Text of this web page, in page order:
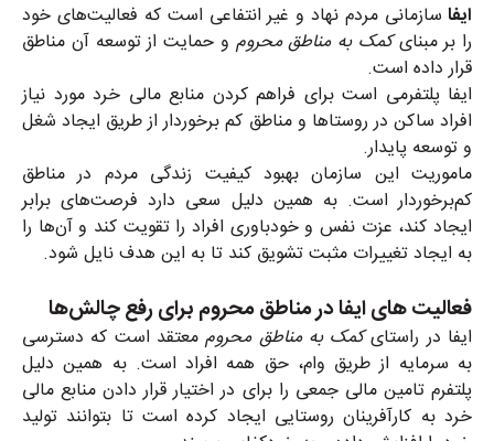
ایفا سازمانی مردم نهاد و غیر انتفاعی است که فعالیت‌های خود
را بر مبنایکمک به مناطق محروم و حمایت از توسعه آن مناطق
قرار داده است.
ایفا پلتفرمی است برای فراهم کردن منابع مالی خرد مورد نیاز
افراد ساکن در روستاها و مناطق کم برخوردار از طریق ایجاد شغل
و توسعه‌ پایدار.
ماموریت این سازمان بهبود کیفیت زندگی مردم در مناطق
کم‌برخوردار است. به همین دلیل سعی دارد فرصت‌های برابر
ایجاد کند، عزت نفس و خودباوری افراد را تقویت کند و آن‌ها را
به ایجاد تغییرات مثبت تشویق کند تا به این هدف نایل شود.
فعالیت های ایفا در مناطق محروم برای رفع چالش‌ها
ایفا در راستایکمک به مناطق محروممعتقد است که دسترسی
به سرمایه از طریق وام، حق همه افراد است. به همین دلیل
پلتفرم تامین مالی جمعی را برای در اختیار قرار دادن منابع مالی
خرد به کارآفرینان روستایی ایجاد کرده است تا بتوانند تولید